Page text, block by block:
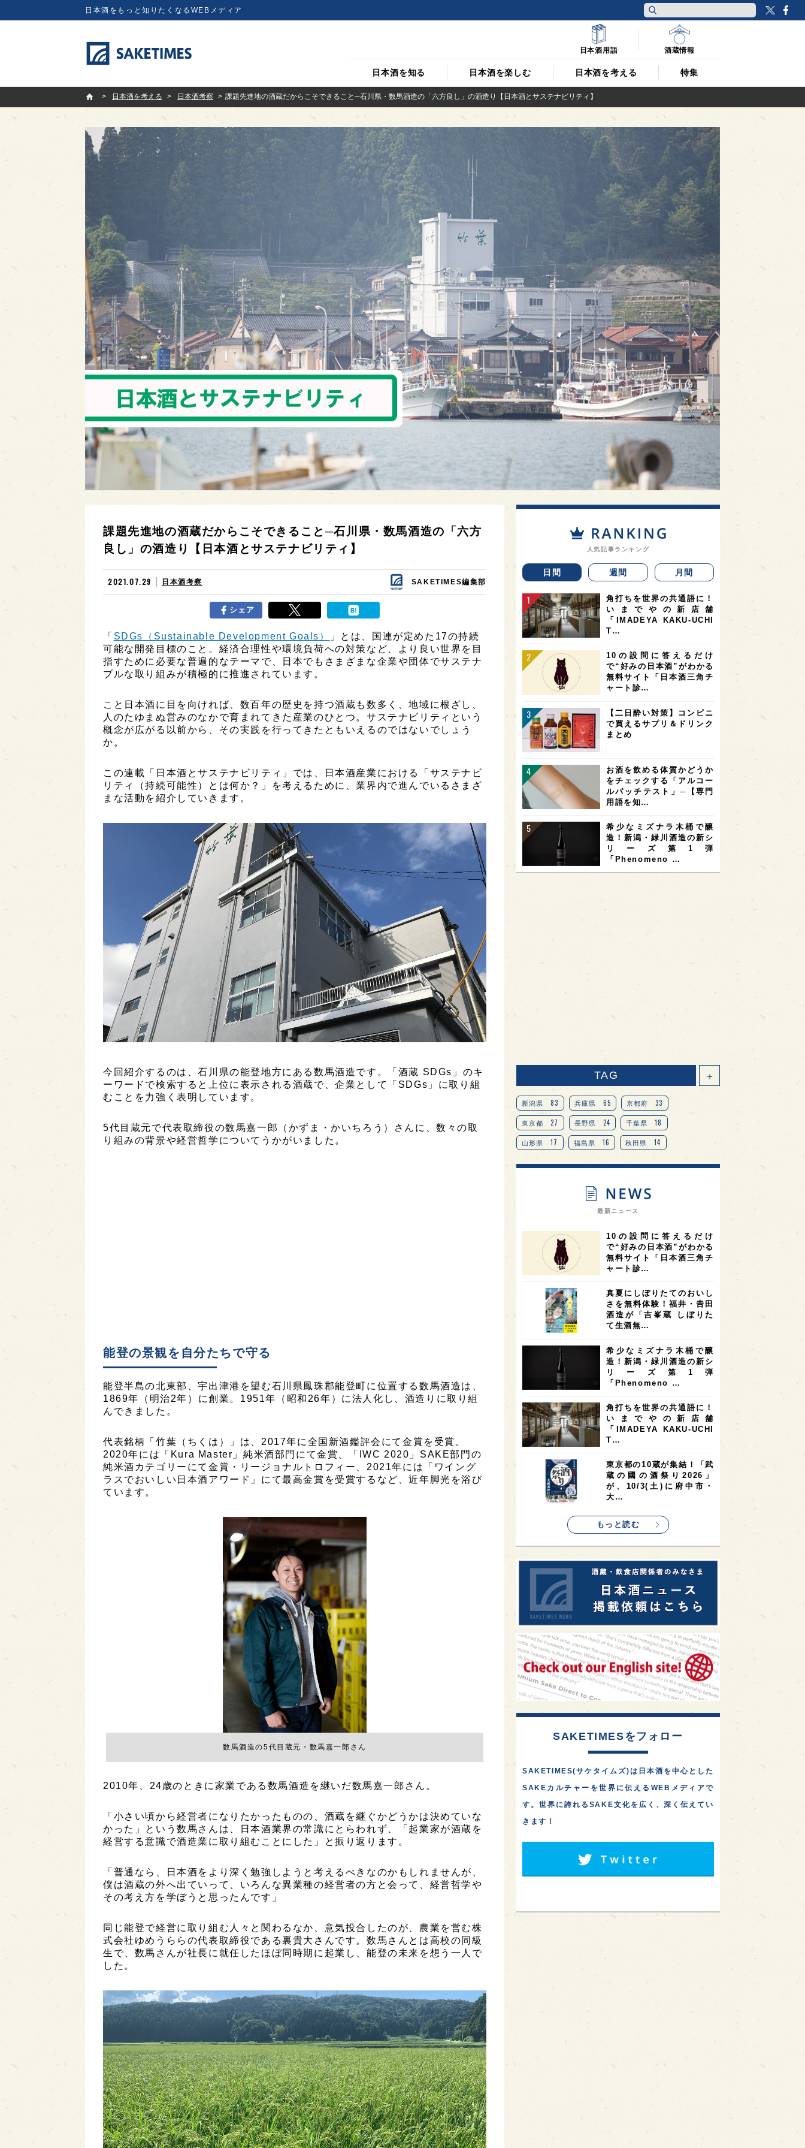
日本酒をもっと知りたくなるWEBメディア
日本酒を知る 日本酒を楽しむ 日本酒を考える 特集
日本酒用語 酒蔵情報
SAKETIMES
日本酒を考える
日本酒考察 課題先進地の酒蔵だからこそできること─石川県・数馬酒造の「六方良し」の酒造り【日本酒とサステナビリティ】
課題先進地の酒蔵だからこそできること─石川県・数馬酒造の「六方
良し」の酒造り【日本酒とサステナビリティ】
2021.07.29 日本酒考察 SAKETIMES編集部
シェア
「 SDGs（Sustainable Development Goals）
」とは、国連が定めた17の持続
可能な開発目標のこと。経済合理性や環境負荷への対策など、より良い世界を目
指すために必要な普遍的なテーマで、日本でもさまざまな企業や団体でサステナ
ブルな取り組みが積極的に推進されています。
こと日本酒に目を向ければ、数百年の歴史を持つ酒蔵も数多く、地域に根ざし、
人のたゆまぬ営みのなかで育まれてきた産業のひとつ。サステナビリティという
概念が広がる以前から、その実践を行ってきたともいえるのではないでしょう
か。
この連載「日本酒とサステナビリティ」では、日本酒産業における「サステナビ
リティ（持続可能性）とは何か？」を考えるために、業界内で進んでいるさまざ
まな活動を紹介していきます。
今回紹介するのは、石川県の能登地方にある数馬酒造です。「酒蔵 SDGs」のキ
ーワードで検索すると上位に表示される酒蔵で、企業として「SDGs」に取り組
むことを力強く表明しています。
5代目蔵元で代表取締役の数馬嘉一郎（かずま・かいちろう）さんに、数々の取
り組みの背景や経営哲学についてうかがいました。
能登の景観を自分たちで守る
能登半島の北東部、宇出津港を望む石川県鳳珠郡能登町に位置する数馬酒造は、
1869年（明治2年）に創業。1951年（昭和26年）に法人化し、酒造りに取り組
んできました。
代表銘柄「竹葉（ちくは）」は、2017年に全国新酒鑑評会にて金賞を受賞。
2020年には「Kura Master」純米酒部門にて金賞、「IWC 2020」SAKE部門の
純米酒カテゴリーにて金賞・リージョナルトロフィー、2021年には「ワイング
ラスでおいしい日本酒アワード」にて最高金賞を受賞するなど、近年脚光を浴び
ています。
数馬酒造の5代目蔵元・数馬嘉一郎さん
2010年、24歳のときに家業である数馬酒造を継いだ数馬嘉一郎さん。
「小さい頃から経営者になりたかったものの、酒蔵を継ぐかどうかは決めていな
かった」という数馬さんは、日本酒業界の常識にとらわれず、「起業家が酒蔵を
経営する意識で酒造業に取り組むことにした」と振り返ります。
「普通なら、日本酒をより深く勉強しようと考えるべきなのかもしれませんが、
僕は酒蔵の外へ出ていって、いろんな異業種の経営者の方と会って、経営哲学や
その考え方を学ぼうと思ったんです」
同じ能登で経営に取り組む人々と関わるなか、意気投合したのが、農業を営む株
式会社ゆめうららの代表取締役である裏貴大さんです。数馬さんとは高校の同級
生で、数馬さんが社長に就任したほぼ同時期に起業し、能登の未来を想う一人で
した。
人気記事ランキング
日間 週間 月間
角打ちを世界の共通語に！
いまでやの新店舗
「IMADEYA KAKU-UCHI
T…
10の設問に答えるだけ
で“好みの日本酒”がわかる
無料サイト「日本酒三角チ
ャート診…
【二日酔い対策】コンビニ
で買えるサプリ＆ドリンク
まとめ
お酒を飲める体質かどうか
をチェックする「アルコー
ルパッチテスト」─【専門
用語を知…
希少なミズナラ木桶で醸
造！新潟・緑川酒造の新シ
リーズ第1弾
「Phenomeno …
TAG ＋
新潟県 83 兵庫県 65 京都府 33
東京都 27 長野県 24 千葉県 18
山形県 17 福島県 16 秋田県 14
愛知県 14 宮城県 14 岐阜県 13
オピニオンリーダーの視点 9
奈良県 滋賀県 7 和歌山県 6
富山県 6 フランス 6 高知県 5 島根県 5
4 アメリカ 4 神奈川県 4
4 三重県 大阪府 3
オーストラリア 台湾 2 アジア 2
SAKEの時代を生きる 静岡県 1 長崎県
全蔵めぐり 1 シンガポール 1 カナダ 1
群馬県 1 熊本県 徳島県
イギリス 1 ノルウェー 1 新宿区 1
歌舞伎町 1 1 鳥取県 1
saketimes_image_4
最新ニュース
10の設問に答えるだけ
で“好みの日本酒”がわかる
無料サイト「日本酒三角チ
ャート診…
真夏にしぼりたてのおいし
さを無料体験！福井・𠮷田
酒造が「吉峯蔵 しぼりた
て生酒無…
希少なミズナラ木桶で醸
造！新潟・緑川酒造の新シ
リーズ第1弾
「Phenomeno …
角打ちを世界の共通語に！
いまでやの新店舗
「IMADEYA KAKU-UCHI
T…
東京都の10蔵が集結！「武
蔵の國の酒祭り2026」
が、10/3(土)に府中市・
大…
もっと読む
SAKETIMESをフォロー
SAKETIMES(サケタイムズ)は日本酒を中心とした
SAKEカルチャーを世界に伝えるWEBメディアで
す。世界に誇れるSAKE文化を広く、深く伝えてい
きます！